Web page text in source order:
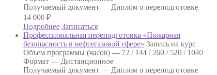
Получаемый документ — Диплом о переподготовке
14 000 ₽
Подробнее Записаться
Профессиональная переподготовка «Пожарная
безопасность в нефтегазовой сфере» Запись на курс
Объем программы (часов) — 72 / 144 / 260 / 520 / 1040
Формат — Дистанционное
Получаемый документ — Диплом о переподготовке